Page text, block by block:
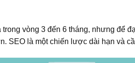
vòng 3 đến 6 tháng, nhưng để
SEO là một chiến lược dài hạn và